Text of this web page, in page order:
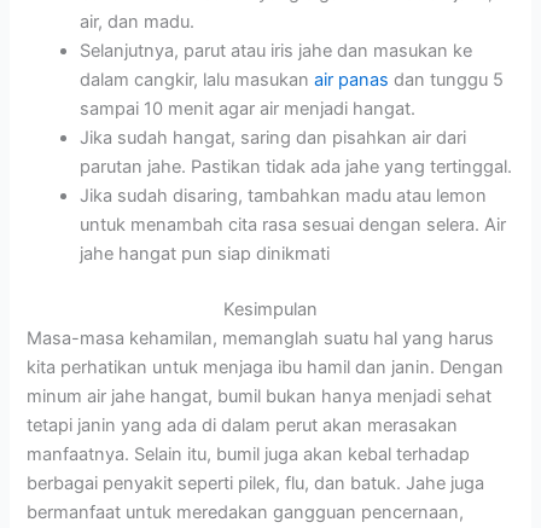
air, dan madu.
Selanjutnya, parut atau iris jahe dan masukan ke
dalam cangkir, lalu masukanair panas dan tunggu 5
sampai 10 menit agar air menjadi hangat.
Jika sudah hangat, saring dan pisahkan air dari
parutan jahe. Pastikan tidak ada jahe yang tertinggal.
Jika sudah disaring, tambahkan madu atau lemon
untuk menambah cita rasa sesuai dengan selera. Air
jahe hangat pun siap dinikmati
Kesimpulan
Masa-masa kehamilan, memanglah suatu hal yang harus
kita perhatikan untuk menjaga ibu hamil dan janin. Dengan
minum air jahe hangat, bumil bukan hanya menjadi sehat
tetapi janin yang ada di dalam perut akan merasakan
manfaatnya. Selain itu, bumil juga akan kebal terhadap
berbagai penyakit seperti pilek, flu, dan batuk. Jahe juga
bermanfaat untuk meredakan gangguan pencernaan,